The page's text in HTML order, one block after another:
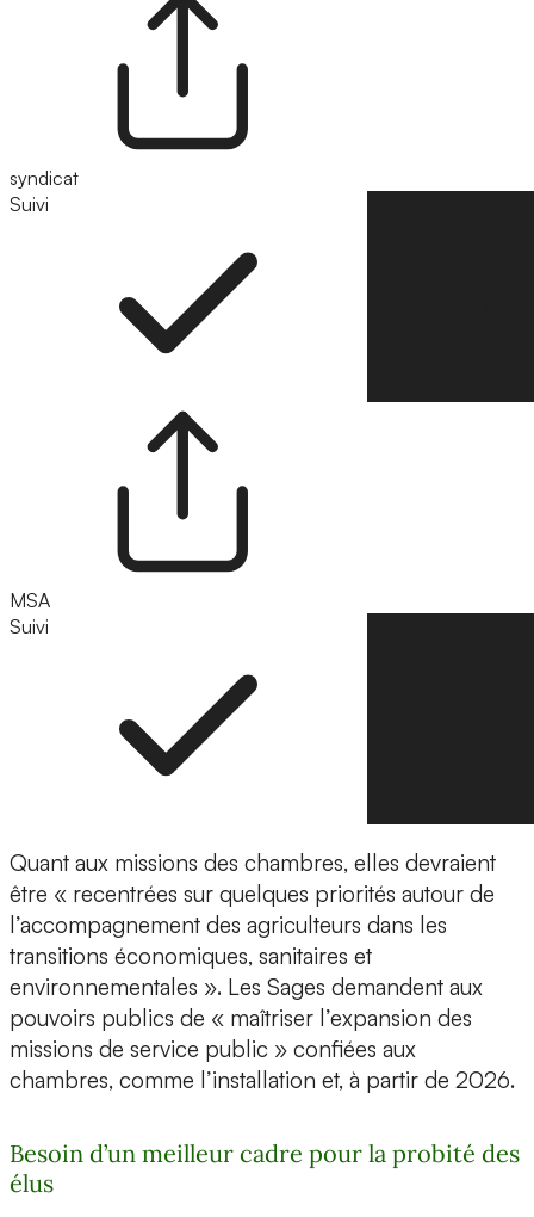
syndicat
Suivi
MSA
Suivi
Quant aux missions des chambres, elles devraient
être « recentrées sur quelques priorités autour de
l’accompagnement des agriculteurs dans les
transitions économiques, sanitaires et
environnementales ». Les Sages demandent aux
pouvoirs publics de « maîtriser l’expansion des
missions de service public » confiées aux
chambres, comme l’installation et, à partir de 2026.
Besoin d’un meilleur cadre pour la probité des
élus